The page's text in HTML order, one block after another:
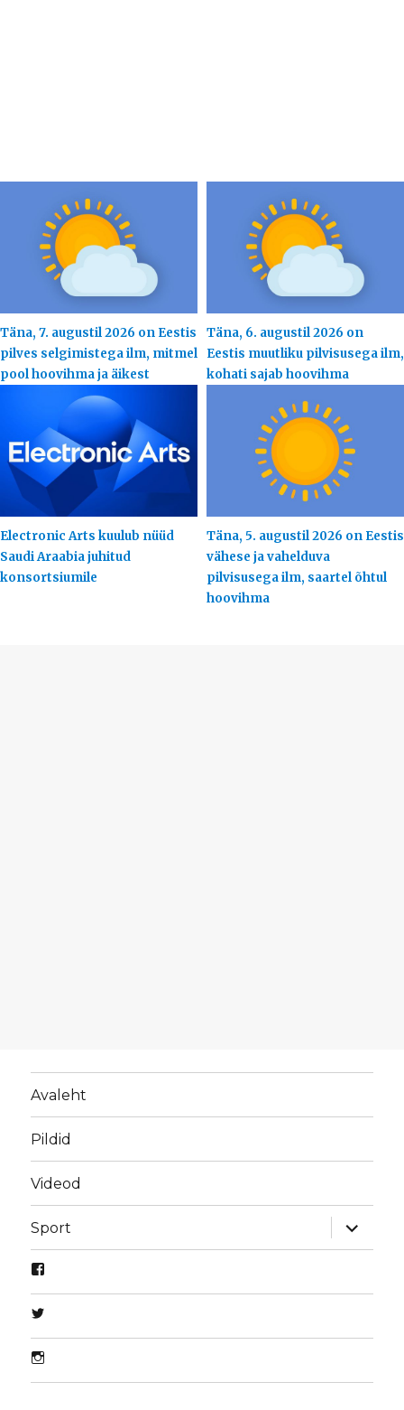
Täna, 7. augustil 2026 on Eestis
pilves selgimistega ilm, mitmel
pool hoovihma ja äikest
Täna, 6. augustil 2026 on
Eestis muutliku pilvisusega ilm,
kohati sajab hoovihma
Electronic Arts kuulub nüüd
Saudi Araabia juhitud
konsortsiumile
Täna, 5. augustil 2026 on Eestis
vähese ja vahelduva
pilvisusega ilm, saartel õhtul
hoovihma
Avaleht
Pildid
Videod
Sport
laienda